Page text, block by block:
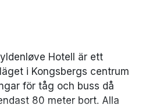
Hotell är ett
i Kongsbergs centrum
för tåg och buss då
80 meter bort. Alla